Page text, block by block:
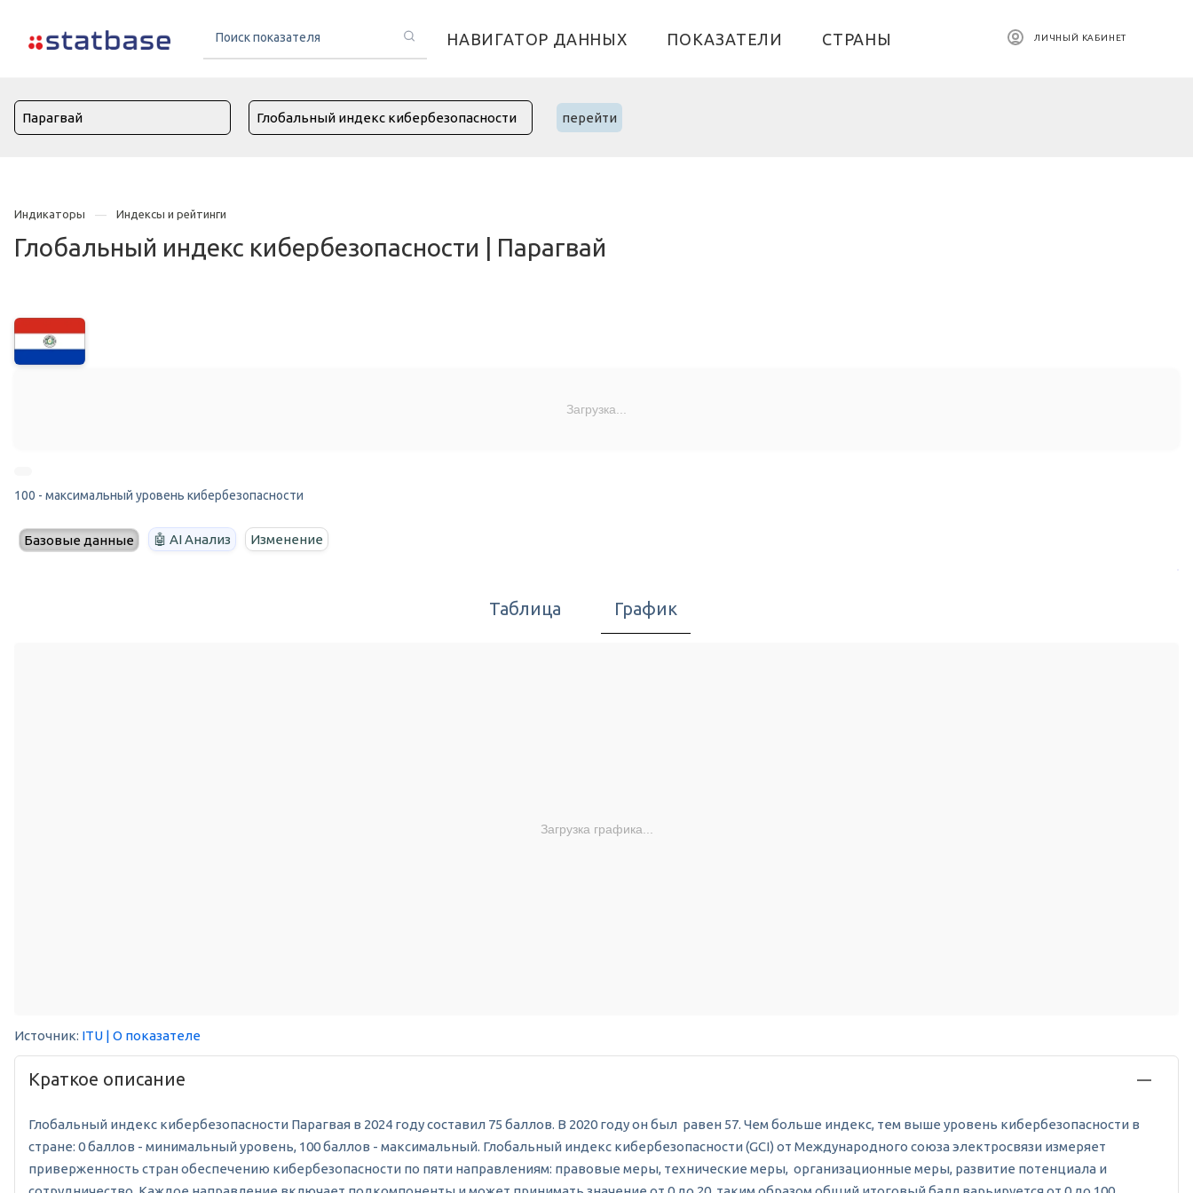
НАВИГАТОР ДАННЫХ ПОКАЗАТЕЛИ СТРАНЫ ЛИЧНЫЙ КАБИНЕТ
перейти
Индикаторы Индексы и рейтинги
Глобальный индекс кибербезопасности | Парагвай
Загрузка...
100 - максимальный уровень кибербезопасности
Базовые данные 🤖 AI Анализ Изменение
Таблица График
Загрузка графика...
Источник: ITU | О показателе
Краткое описание
Глобальный индекс кибербезопасности Парагвая в 2024 году составил 75 баллов. В 2020 году он был равен 57. Чем больше индекс, тем выше уровень кибербезопасности в
стране: 0 баллов - минимальный уровень, 100 баллов - максимальный. Глобальный индекс кибербезопасности (GCI) от Международного союза электросвязи измеряет
приверженность стран обеспечению кибербезопасности по пяти направлениям: правовые меры, технические меры, организационные меры, развитие потенциала и